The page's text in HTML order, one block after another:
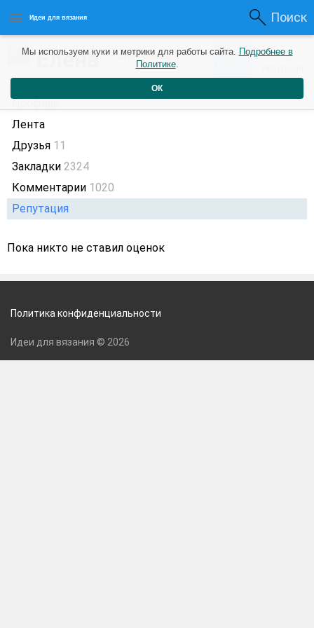
Идеи для вязания Поиск
Елена17 дней назад 407 +2
Профиль
Лента
Друзья 11
Закладки 2324
Комментарии 1020
Репутация
Пока никто не ставил оценок
Мы используем куки и метрики для работы сайта. Подробнее в
Политике.
ОК
Политика конфиденциальности
Идеи для вязания © 2026